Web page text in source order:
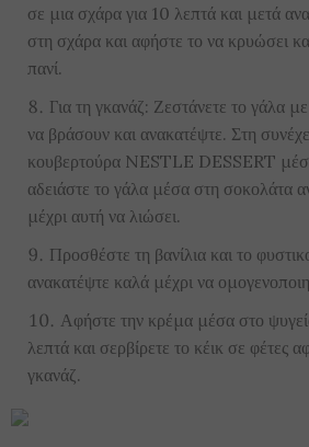
σε μια σχάρα για 10 λεπτά και μετά
στη σχάρα και αφήστε το να κρυώσει
πανί.
Για τη γκανάζ: Ζεστάνετε το γάλα
να βράσουν και ανακατέψτε. Στη
κουβερτούρα NESTLE DESSERT
αδειάστε το γάλα μέσα στη σοκολάτα
μέχρι αυτή να λιώσει.
Προσθέστε τη βανίλια και το
ανακατέψτε καλά μέχρι να
Αφήστε την κρέμα μέσα στο
λεπτά και σερβίρετε το κέικ σε φέτες
γκανάζ.